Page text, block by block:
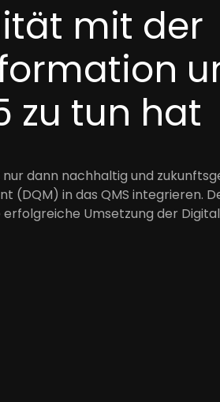
mit der
zu tun hat
dann nachhaltig und
in das QMS integrieren.
Umsetzung der